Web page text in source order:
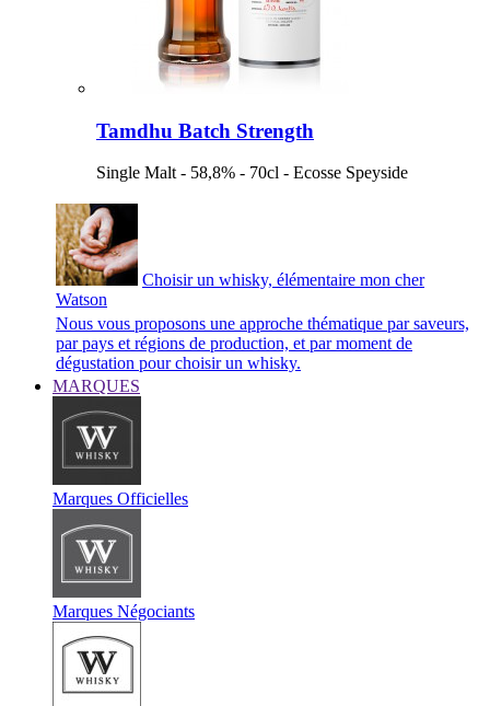
Tamdhu Batch Strength
Single Malt - 58,8% - 70cl - Ecosse Speyside
Choisir un whisky, élémentaire mon cher
Watson
Nous vous proposons une approche thématique par saveurs,
par pays et régions de production, et par moment de
dégustation pour choisir un whisky.
MARQUES
Marques Officielles
Marques Négociants